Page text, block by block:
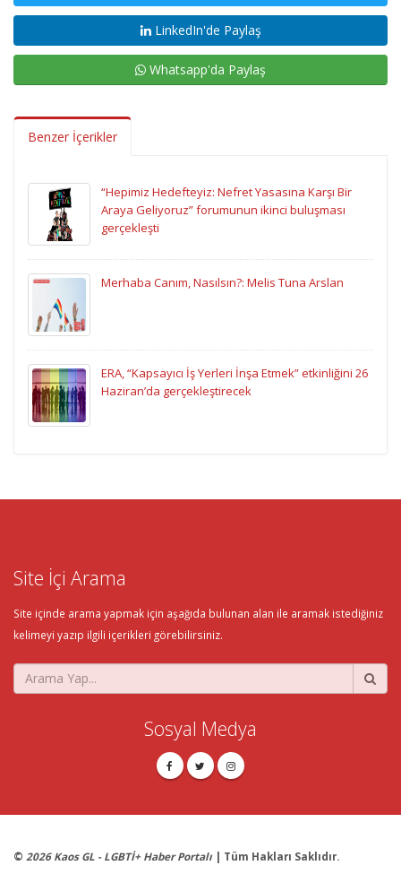
LinkedIn'de Paylaş
Whatsapp'da Paylaş
Benzer İçerikler
“Hepimiz Hedefteyiz: Nefret Yasasına Karşı Bir
Araya Geliyoruz” forumunun ikinci buluşması
gerçekleşti
Merhaba Canım, Nasılsın?: Melis Tuna Arslan
ERA, “Kapsayıcı İş Yerleri İnşa Etmek” etkinliğini 26
Haziran’da gerçekleştirecek
Site İçi Arama
Site içinde arama yapmak için aşağıda bulunan alan ile aramak istediğiniz
kelimeyi yazıp ilgili içerikleri görebilirsiniz.
Sosyal Medya
© 2026 Kaos GL - LGBTİ+ Haber Portalı | Tüm Hakları Saklıdır.